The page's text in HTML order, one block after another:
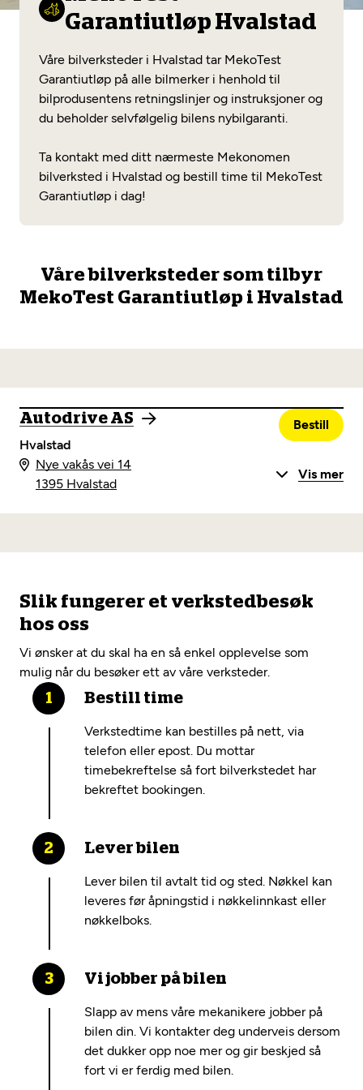
Diagnose/Feilsøking
Se alle (52) tjenester her
Mekonomen Bilkonto
Les mer
Fritt verkstedvalg
Mobilitetsgaranti
Nybilgaranti og fabrikkgaranti
Opprett en konto
Garantiutløp Hvalstad
Våre bilverksteder i Hvalstad tar MekoTest
Garantiutløp på alle bilmerker i henhold til
bilprodusentens retningslinjer og instruksjoner og
du beholder selvfølgelig bilens nybilgaranti.
Ta kontakt med ditt nærmeste Mekonomen
bilverksted i Hvalstad og bestill time til MekoTest
Garantiutløp i dag!
Våre bilverksteder som tilbyr
MekoTest Garantiutløp i Hvalstad
Autodrive AS
Hvalstad
Bestill
Nye vakås vei 14
1395 Hvalstad
Vis mer
Slik fungerer et verkstedbesøk
hos oss
Vi ønsker at du skal ha en så enkel opplevelse som
mulig når du besøker ett av våre verksteder.
Bestill time
Verkstedtime kan bestilles på nett, via
telefon eller epost. Du mottar
timebekreftelse så fort bilverkstedet har
bekreftet bookingen.
Lever bilen
Lever bilen til avtalt tid og sted. Nøkkel kan
leveres før åpningstid i nøkkelinnkast eller
nøkkelboks.
Vi jobber på bilen
Slapp av mens våre mekanikere jobber på
bilen din. Vi kontakter deg underveis dersom
det dukker opp noe mer og gir beskjed så
fort vi er ferdig med bilen.